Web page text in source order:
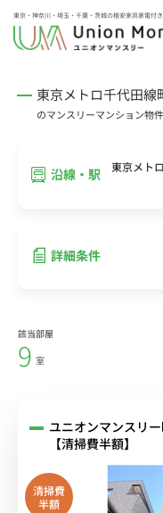
東京・神奈川・埼玉・千葉・茨城の格安家具家電付
東京メトロ千代田線
のマンスリーマンション物
沿線・駅 東京メト
詳細条件
該当部屋
9 室
ユニオンマンスリ
【清掃費半額】
清掃費
半額